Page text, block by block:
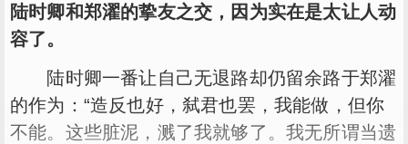
陆时卿和郑濯的挚友之交，因为实在是太让人动
容了。
陆时卿一番让自己无退路却仍留余路于郑濯
的作为：“造反也好，弑君也罢，我能做，但你
不能。这些脏泥，溅了我就够了。我无所谓当遗